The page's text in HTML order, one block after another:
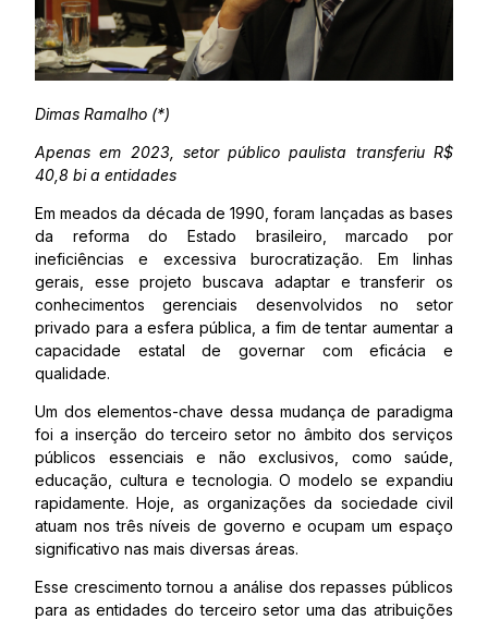
Dimas Ramalho (*)
Apenas em 2023, setor público paulista transferiu R$
40,8 bi a entidades
Em meados da década de 1990, foram lançadas as bases
da reforma do Estado brasileiro, marcado por
ineficiências e excessiva burocratização. Em linhas
gerais, esse projeto buscava adaptar e transferir os
conhecimentos gerenciais desenvolvidos no setor
privado para a esfera pública, a fim de tentar aumentar a
capacidade estatal de governar com eficácia e
qualidade.
Um dos elementos-chave dessa mudança de paradigma
foi a inserção do terceiro setor no âmbito dos serviços
públicos essenciais e não exclusivos, como saúde,
educação, cultura e tecnologia. O modelo se expandiu
rapidamente. Hoje, as organizações da sociedade civil
atuam nos três níveis de governo e ocupam um espaço
significativo nas mais diversas áreas.
Esse crescimento tornou a análise dos repasses públicos
para as entidades do terceiro setor uma das atribuições